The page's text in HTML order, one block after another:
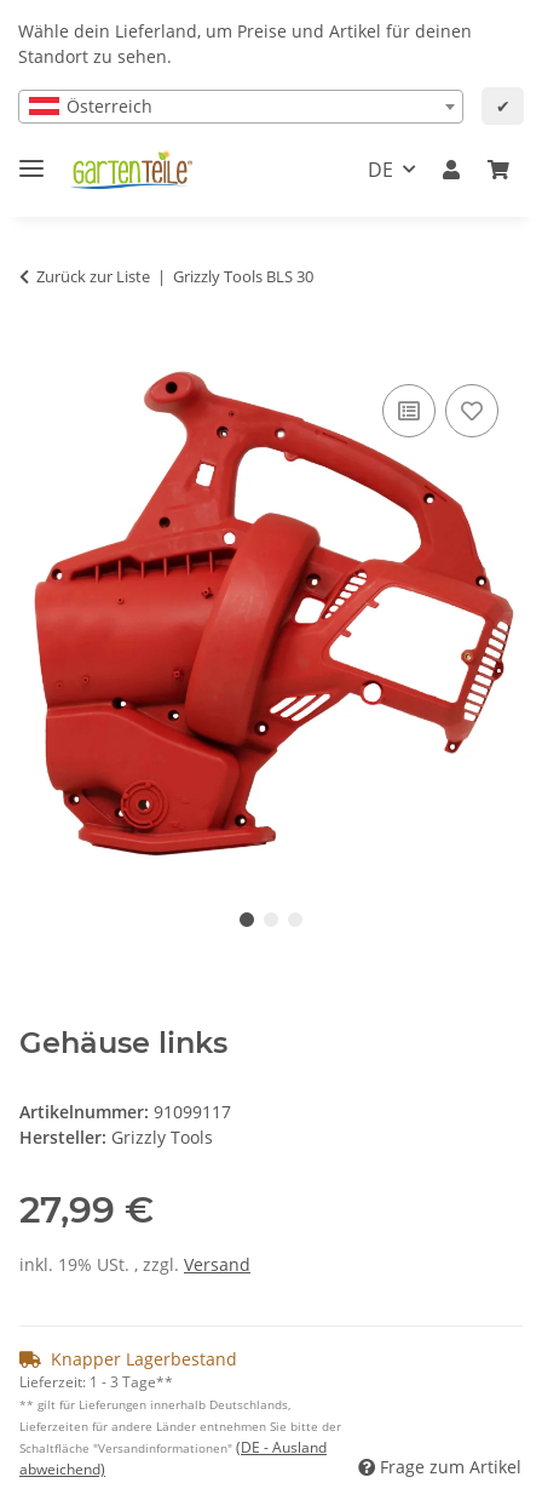
Wähle dein Lieferland, um Preise und Artikel für deinen
Standort zu sehen.
Österreich ✔
DE
Zurück zur Liste Grizzly Tools BLS 30
Gehäuse links
Artikelnummer: 91099117
Hersteller: Grizzly Tools
27,99 €
inkl. 19% USt. , zzgl. Versand
Knapper Lagerbestand
Lieferzeit: 1 - 3 Tage**
** gilt für Lieferungen innerhalb Deutschlands,
Lieferzeiten für andere Länder entnehmen Sie bitte der
Schaltfläche "Versandinformationen" (DE - Ausland
abweichend)
Frage zum Artikel